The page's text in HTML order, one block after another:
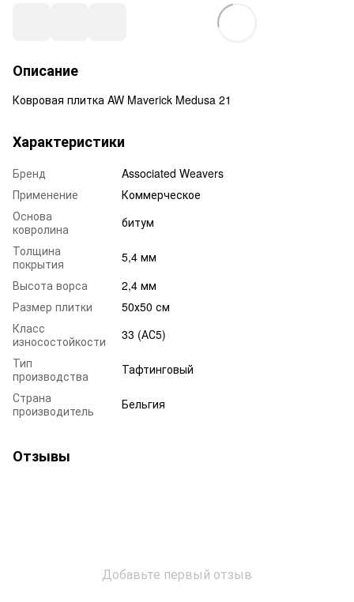
Описание
Ковровая плитка AW Maverick Medusa 21
Характеристики
Бренд
Associated Weavers
Применение
Коммерческое
Основа
ковролина
битум
Толщина
покрытия
5,4 мм
Высота ворса
2,4 мм
Размер плитки
50х50 см
Класс
износостойкости
33 (АС5)
Тип
производства
Тафтинговый
Страна
производитель
Бельгия
Отзывы
Добавьте первый отзыв